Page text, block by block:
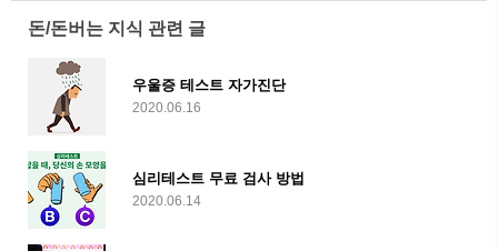
돈/돈버는 지식 관련 글
우울증 테스트 자가진단
2020.06.16
심리테스트 무료 검사 방법
2020.06.14